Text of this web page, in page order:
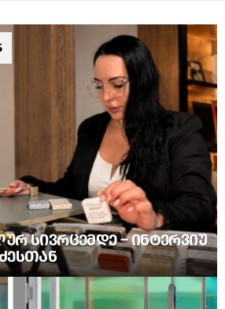
ᲡᲘᲕᲠᲪᲔᲛᲓᲔ – ᲘᲜᲢᲔᲠᲕᲘᲣ